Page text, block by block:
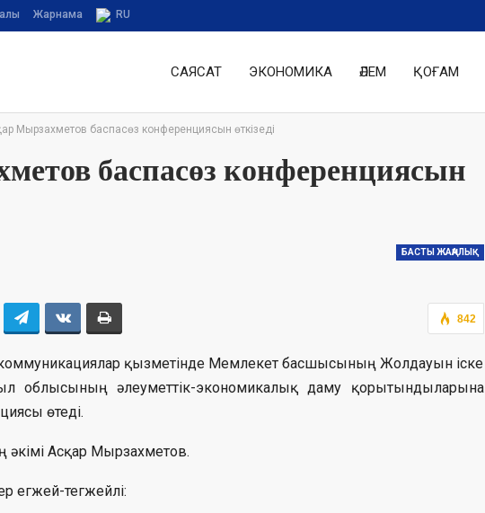
Жарнама RU
САЯСАТ ЭКОНОМИКА ӘЛЕМ ҚОҒАМ
Мырзахметов баспасөз конференциясын өткізеді
баспасөз конференциясын
БАСТЫ ЖАҢАЛЫҚ
842
коммуникациялар қызметінде Мемлекет басшысының Жолдауын іске
облысының әлеуметтік-экономикалық даму қорытындыларына
өтеді.
Асқар Мырзахметов.
егжей-тегжейлі: